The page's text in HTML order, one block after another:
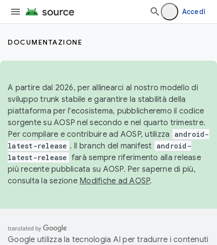
Accedi
DOCUMENTAZIONE
A partire dal 2026, per allinearci al nostro modello di
sviluppo trunk stabile e garantire la stabilità della
piattaforma per l'ecosistema, pubblicheremo il codice
sorgente su AOSP nel secondo e nel quarto trimestre.
Per compilare e contribuire ad AOSP, utilizza
android-
latest-release . Il branch del manifest android-
latest-release farà sempre riferimento alla release
più recente pubblicata su AOSP. Per saperne di più,
consulta la sezione Modifiche ad AOSP.
Google utilizza la tecnologia AI per tradurre i contenuti